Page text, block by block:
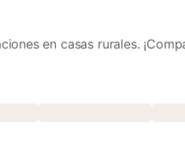
en casas rurales.